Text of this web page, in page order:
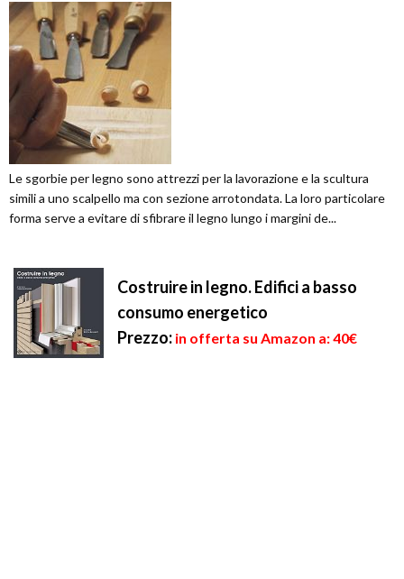
Le sgorbie per legno sono attrezzi per la lavorazione e la scultura
simili a uno scalpello ma con sezione arrotondata. La loro particolare
forma serve a evitare di sfibrare il legno lungo i margini de...
Costruire in legno. Edifici a basso
consumo energetico
Prezzo: in offerta su Amazon a: 40€